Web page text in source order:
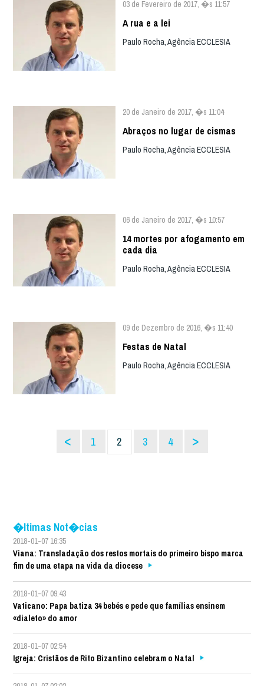
03 de Fevereiro de 2017, �s 11:57
A rua e a lei
Paulo Rocha, Agência ECCLESIA
20 de Janeiro de 2017, �s 11:04
Abraços no lugar de cismas
Paulo Rocha, Agência ECCLESIA
06 de Janeiro de 2017, �s 10:57
14 mortes por afogamento em
cada dia
Paulo Rocha, Agência ECCLESIA
09 de Dezembro de 2016, �s 11:40
Festas de Natal
Paulo Rocha, Agência ECCLESIA
< 1 2 3 4 >
�ltimas Not�cias
2018-01-07 16:35
Viana: Transladação dos restos mortais do primeiro bispo marca
fim de uma etapa na vida da diocese
2018-01-07 09:43
Vaticano: Papa batiza 34 bebés e pede que famílias ensinem
«dialeto» do amor
2018-01-07 02:54
Igreja: Cristãos de Rito Bizantino celebram o Natal